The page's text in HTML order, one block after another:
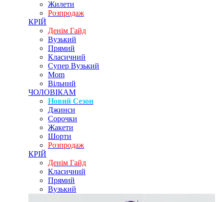
Жилети
Розпродаж
КРІЙ
Денім Гайд
Вузький
Прямий
Класичний
Супер Вузький
Mom
Вільний
ЧОЛОВІКАМ
Новий Сезон
Джинси
Сорочки
Жакети
Шорти
Розпродаж
КРІЙ
Денім Гайд
Класичний
Прямий
Вузький